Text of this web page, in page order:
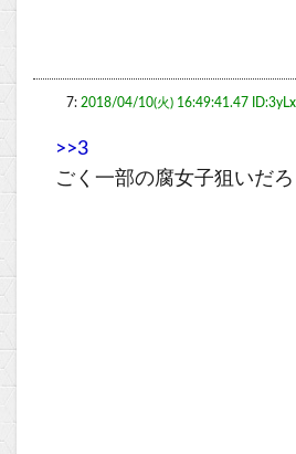
7: 2018/04/10(火) 16:49:41.47
>>3
ごく一部の腐女子狙いだ